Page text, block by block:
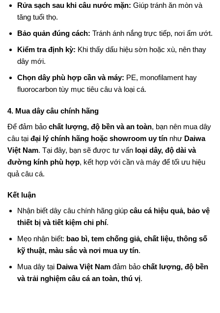
Rửa sạch sau khi câu nước mặn: Giúp tránh ăn mòn và
tăng tuổi thọ.
Bảo quản đúng cách: Tránh ánh nắng trực tiếp, nơi ẩm ướt.
Kiểm tra định kỳ: Khi thấy dấu hiệu sờn hoặc xù, nên thay
dây mới.
Chọn dây phù hợp cần và máy: PE, monofilament hay
fluorocarbon tùy mục tiêu câu và loại cá.
4. Mua dây câu chính hãng
Để đảm bảo chất lượng, độ bền và an toàn, bạn nên mua dây
câu tại đại lý chính hãng hoặc showroom uy tín như Daiwa
Việt Nam. Tại đây, bạn sẽ được tư vấn loại dây, độ dài và
đường kính phù hợp, kết hợp với cần và máy để tối ưu hiệu
quả câu cá.
Kết luận
Nhận biết dây câu chính hãng giúp câu cá hiệu quả, bảo vệ
thiết bị và tiết kiệm chi phí.
Mẹo nhận biết: bao bì, tem chống giả, chất liệu, thông số
kỹ thuật, màu sắc và nơi mua uy tín.
Mua dây tại Daiwa Việt Namđảm bảo chất lượng, độ bền
và trải nghiệm câu cá an toàn, thú vị.